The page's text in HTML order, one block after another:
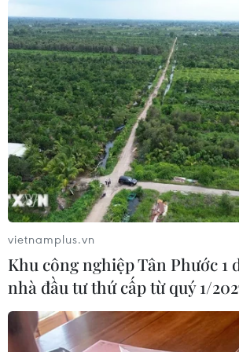
công quyền (Công an, Viện Kiểm
Hải quan...), văn phòng luật sư,
điện đe dọa yêu cầu chuyển tiền
lại tiền đã bị lừa đảo,” Đại tá
cho biết thêm.
Các hành vi lừa đảo trong lĩnh vực du lịch
tinh vi. (Ảnh minh họa:
vietnamplus.vn
Khu công nghiệp Tân Phước 1
nhà đầu tư thứ cấp từ quý 1/